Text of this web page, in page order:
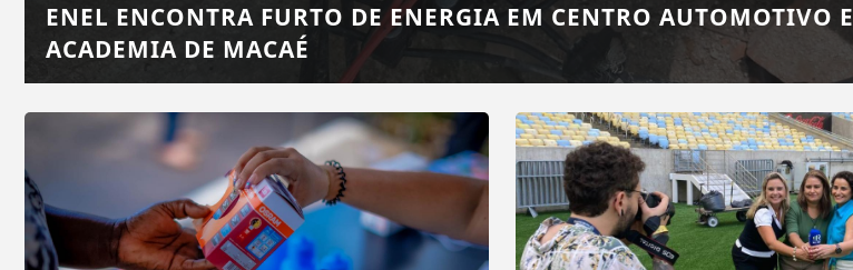
ENEL ENCONTRA FURTO DE ENERGIA EM CENTRO AUTOMOTIVO E
ACADEMIA DE MACAÉ